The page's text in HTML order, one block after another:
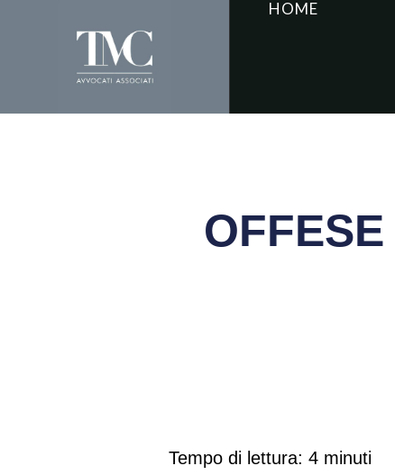
HOME
Tempo di lettura: 4 minuti